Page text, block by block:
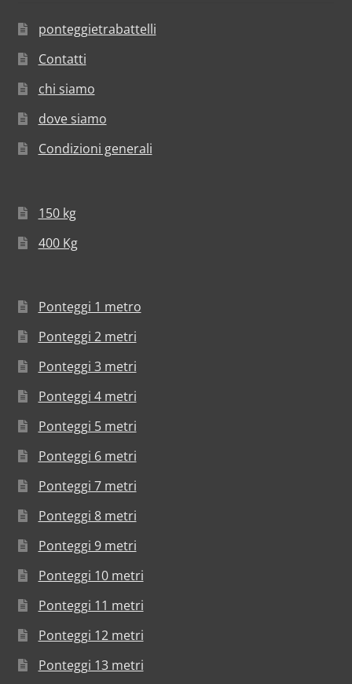
ponteggietrabattelli
Contatti
chi siamo
dove siamo
Condizioni generali
150 kg
400 Kg
Ponteggi 1 metro
Ponteggi 2 metri
Ponteggi 3 metri
Ponteggi 4 metri
Ponteggi 5 metri
Ponteggi 6 metri
Ponteggi 7 metri
Ponteggi 8 metri
Ponteggi 9 metri
Ponteggi 10 metri
Ponteggi 11 metri
Ponteggi 12 metri
Ponteggi 13 metri